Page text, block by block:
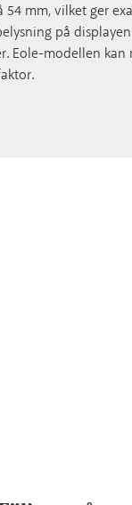
mm, vilket ger
på
Eole-modellen